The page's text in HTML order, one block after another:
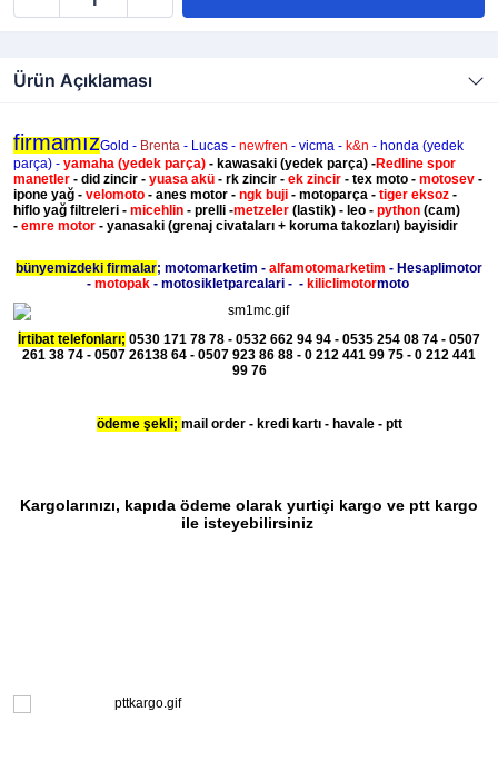
Ürün Açıklaması
firmamızGold - Brenta - Lucas - newfren - vicma - k&n - honda (yedek
parça) - yamaha (yedek parça) - kawasaki (yedek parça) -Redline spor
manetler - did zincir - yuasa akü - rk zincir - ek zincir - tex moto - motosev -
ipone yağ - velomoto - anes motor - ngk buji - motoparça - tiger eksoz -
hiflo yağ filtreleri - micehlin - prelli -metzeler (lastik) - leo - python (cam)
- emre motor - yanasaki (grenaj civataları + koruma takozları) bayisidir
bünyemizdeki firmalar; motomarketim - alfamotomarketim - Hesaplimotor
- motopak- motosikletparcalari - - kiliclimotormoto
İrtibat telefonları; 0530 171 78 78 - 0532 662 94 94 - 0535 254 08 74 - 0507
261 38 74 - 0507 26138 64 - 0507 923 86 88 - 0 212 441 99 75 - 0 212 441
99 76
ödeme şekli; mail order - kredi kartı - havale - ptt
Kargolarınızı, kapıda ödeme olarak yurtiçi kargo ve ptt kargo
ile isteyebilirsiniz